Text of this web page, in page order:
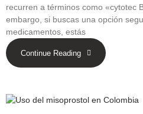
recurren a términos como «cytotec
embargo, si buscas una opción
medicamentos, estás
Continue Reading